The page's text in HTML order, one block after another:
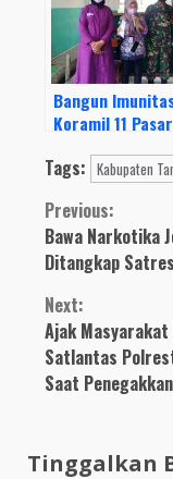
Bangun
Koramil 11 Pasar
Dengan 1603
Tags: Kabupaten
Continue
Reading
Previous:
Bawa Narkotika
Ditangkap
Next:
Ajak Masyarakat
Satlantas
Saat
Tinggalkan